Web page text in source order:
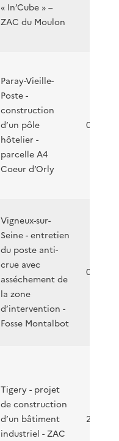
« In’Cube » –
ZAC du Moulon
Paray-Vieille-
Poste -
construction
d’un pôle
hôtelier -
parcelle A4
Coeur d’Orly
02/08/
Vigneux-sur-
Seine - entretien
du poste anti-
crue avec
asséchement de
la zone
d’intervention -
Fosse Montalbot
01/08/
Tigery - projet
de construction
d’un bâtiment
industriel - ZAC
25/07/